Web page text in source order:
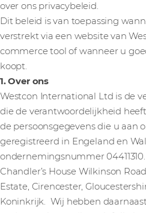
over ons privacybeleid.
Dit beleid is van toepassing
verstrekt via een website van
commerce tool of wanneer u
koopt.
1. Over ons
Westcon International Ltd is de
die de verantwoordelijkheid
de persoonsgegevens die u aan
geregistreerd in Engeland en
ondernemingsnummer
Chandler’s House Wilkinson
Estate, Cirencester,
Koninkrijk. Wij hebben